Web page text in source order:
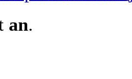
an.